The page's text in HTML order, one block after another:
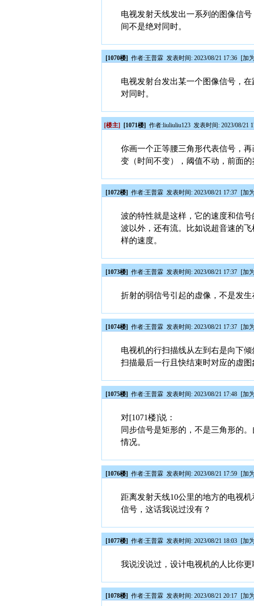
电视发射天线发出一系列的图像信
间不是绝对同时。
[1070楼] 作者:王普霖 发表时间: 2023/08/21 17:36 [加
电视发射台发出某一个图像信号，
对同时。
[楼主] [1071楼] 作者:liuliuliu123 发表时间: 2023/08/21
你画一个正等腰三角形代表信号，
变（时间不变），阈值不动，前面的
[1072楼] 作者:王普霖 发表时间: 2023/08/21 17:37 [加
波的特性就是这样，它的速度和信
波以外，还有流。比如说超音速的
样的速度。
[1073楼] 作者:王普霖 发表时间: 2023/08/21 17:37 [加
折射的弱信号引起的虚像，不是发
[1074楼] 作者:王普霖 发表时间: 2023/08/21 17:37 [加
电视机的行扫描线从左到右是向下
扫描最后一行且快结束时对应的虚图
[1075楼] 作者:王普霖 发表时间: 2023/08/21 17:48 [加
对[1071楼]说：
同步信号是矩形的，不是三角形的
情况。
[1076楼] 作者:王普霖 发表时间: 2023/08/21 17:59 [加
距离发射天线10公里的地方的电视
信号，这话我说过没有？
[1077楼] 作者:王普霖 发表时间: 2023/08/21 18:03 [加
我说没说过，设计电视机的人比你更
[1078楼] 作者:王普霖 发表时间: 2023/08/21 20:17 [加